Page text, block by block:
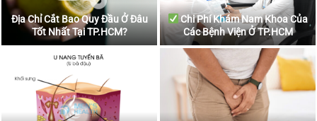
Địa Chỉ Cắt Bao Quy Đầu Ở Đâu
Tốt Nhất Tại TP.HCM?
Chi Phí Khám Nam Khoa Của
Các Bệnh Viện Ở TP.HCM